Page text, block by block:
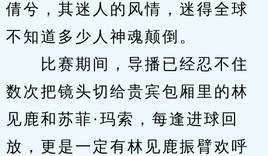
倩兮，其迷人的风情，迷得全球
不知道多少人神魂颠倒。
比赛期间，导播已经忍不住
数次把镜头切给贵宾包厢里的林
见鹿和苏菲·玛索，每逢进球回
放，更是一定有林见鹿振臂欢呼